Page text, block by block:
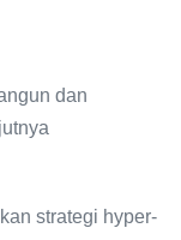
dan
strategi hyper-